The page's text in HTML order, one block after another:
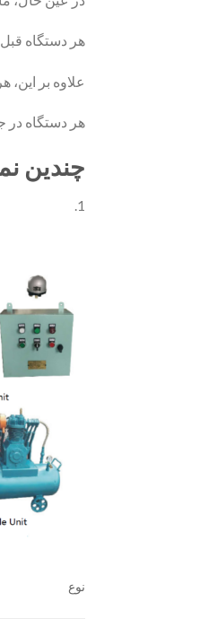
هر دستگاه
علاوه بر این،
هر دستگاه در
چندین
1.
نوع